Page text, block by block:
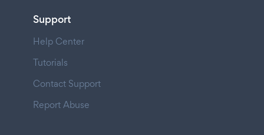
Support
Help Center
Tutorials
Contact Support
Report Abuse